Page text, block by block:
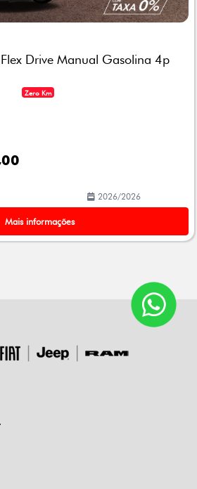
Drive Manual Gasolina 4p
Zero Km
2026/2026
Mais informações